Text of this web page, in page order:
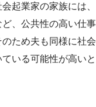
起業家の家族には、
、公共性の高い仕事
ため夫も同様に社会
いる可能性が高いと